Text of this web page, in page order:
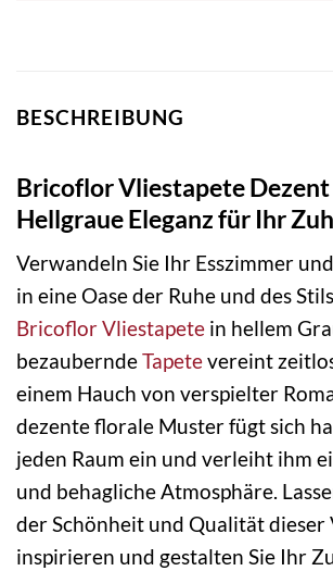
BESCHREIBUNG
Bricoflor Vliestapete
Hellgraue Eleganz für Ihr
Verwandeln Sie Ihr Esszimmer
in eine Oase der Ruhe und des
BricoflorVliestapete in hellem
bezauberndeTapetevereint
einem Hauch von verspielter
dezente florale Muster fügt sich
jeden Raum ein und verleiht ihm
und behagliche Atmosphäre.
der Schönheit und Qualität dieser
inspirieren und gestalten Sie Ihr